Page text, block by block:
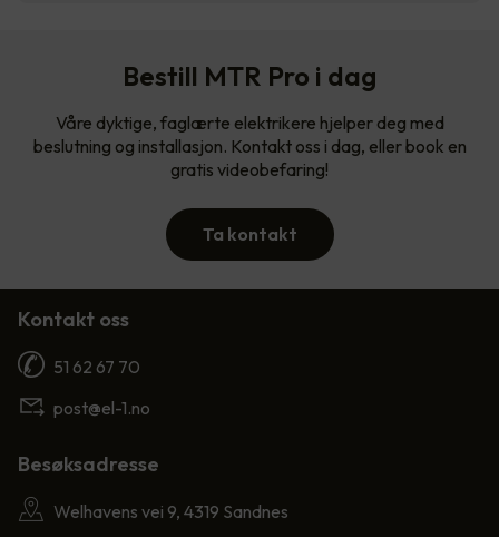
Bestill MTR Pro i dag
Våre dyktige, faglærte elektrikere hjelper deg med
beslutning og installasjon. Kontakt oss i dag, eller book en
gratis videobefaring!
Ta kontakt
Kontakt oss
51 62 67 70
post@el-1.no
Besøksadresse
Welhavens vei 9, 4319 Sandnes